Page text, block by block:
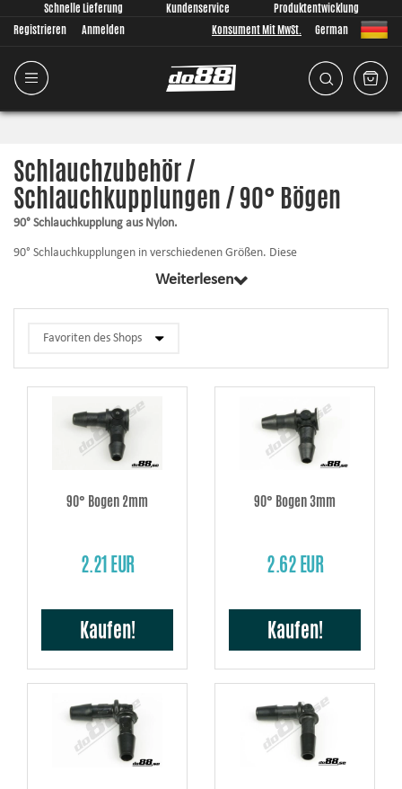
Schnelle Lieferung Kundenservice
Produktentwicklung
Registrieren
Anmelden Konsument Mit MwSt. German
Schlauchzubehör /
Schlauchkupplungen / 90° Bögen
90° Schlauchkupplung aus Nylon.
90° Schlauchkupplungen in verschiedenen Größen. Diese
Schlauchkupplungen dienen der Verbindung von zwei Schläuchen mit dem
gleichen Durchmesser, wenn ein 90° Winkel vorhanden ist. Mehrere
Weiterlesen
90° Bogen 2mm
2.21 EUR
Kaufen!
90° Bogen 3mm
2.62 EUR
Kaufen!